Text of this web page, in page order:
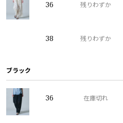
36 残りわずか
38 残りわずか
ブラック
36 在庫切れ